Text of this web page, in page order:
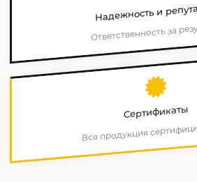
Надежность и
Ответственность за
Сертификаты
Вся продукция